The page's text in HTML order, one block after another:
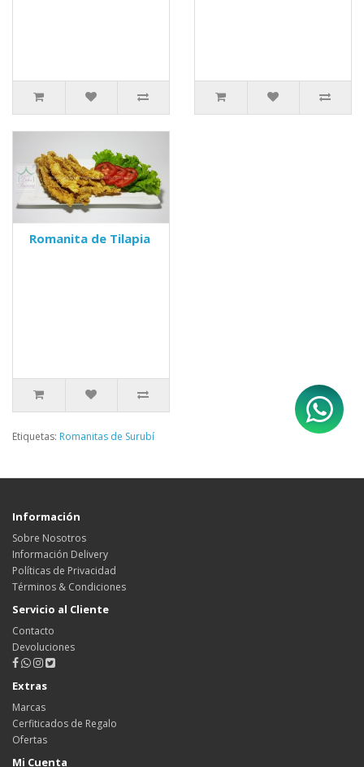
Romanita de Tilapia
Etiquetas: Romanitas de Surubí
Información
Sobre Nosotros
Información Delivery
Políticas de Privacidad
Términos & Condiciones
Servicio al Cliente
Contacto
Devoluciones
Extras
Marcas
Cerfiticados de Regalo
Ofertas
Mi Cuenta